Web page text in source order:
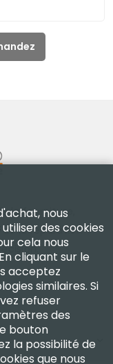
la fourniture,
la réparation
nous
des cookies
cela nous
cliquant sur le
acceptez
similaires. Si
refuser
des
bouton
la possibilité de
que nous